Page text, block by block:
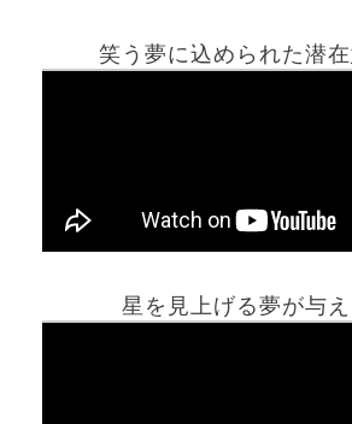
笑う夢に込められた潜
星を見上げる夢が与